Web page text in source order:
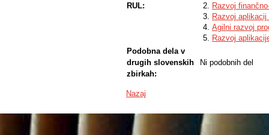
RUL:
Razvoj
Razvoj
Agilni razvoj
Razvoj
Podobna dela v
drugih slovenskih
zbirkah:
Ni podobnih del
Nazaj